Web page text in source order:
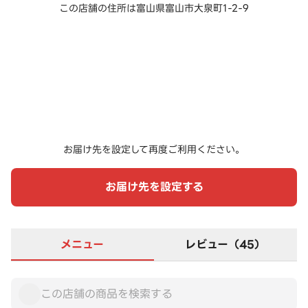
この店舗の住所は富山県富山市大泉町1-2-9
お届け先を設定して再度ご利用ください。
お届け先を設定する
メニュー レビュー（45）